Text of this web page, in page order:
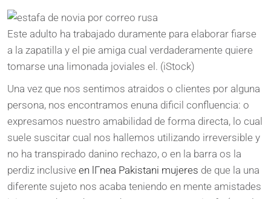
Este adulto ha trabajado duramente para elaborar fiarse
a la zapatilla y el pie amiga cual verdaderamente quiere
tomarse una limonada joviales el. (iStock)
Una vez que nos sentimos atraidos o clientes por alguna
persona, nos encontramos enuna dificil confluencia: o
expresamos nuestro amabilidad de forma directa, lo cual
suele suscitar cual nos hallemos utilizando irreversible y
no ha transpirado danino rechazo, o en la barra os la
perdiz inclusive en lГ­nea Pakistani mujeres de que la una
diferente sujeto nos acaba teniendo en mente amistades